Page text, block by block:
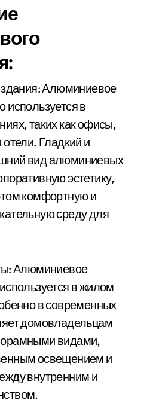
Алюминиевое
используется в
таких как офисы,
Гладкий и
вид алюминиевых
эстетику,
комфортную и
среду для
Алюминиевое
в жилом
в современных
домовладельцам
видами,
освещением и
внутренним и